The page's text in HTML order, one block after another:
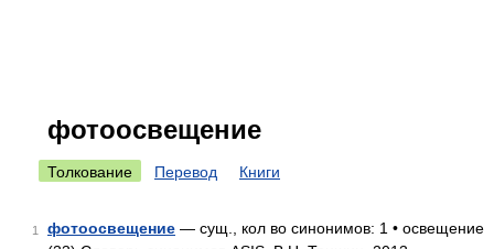
фотоосвещение
Толкование Перевод Книги
1 фотоосвещение — сущ., кол во синонимов: 1 • освещение